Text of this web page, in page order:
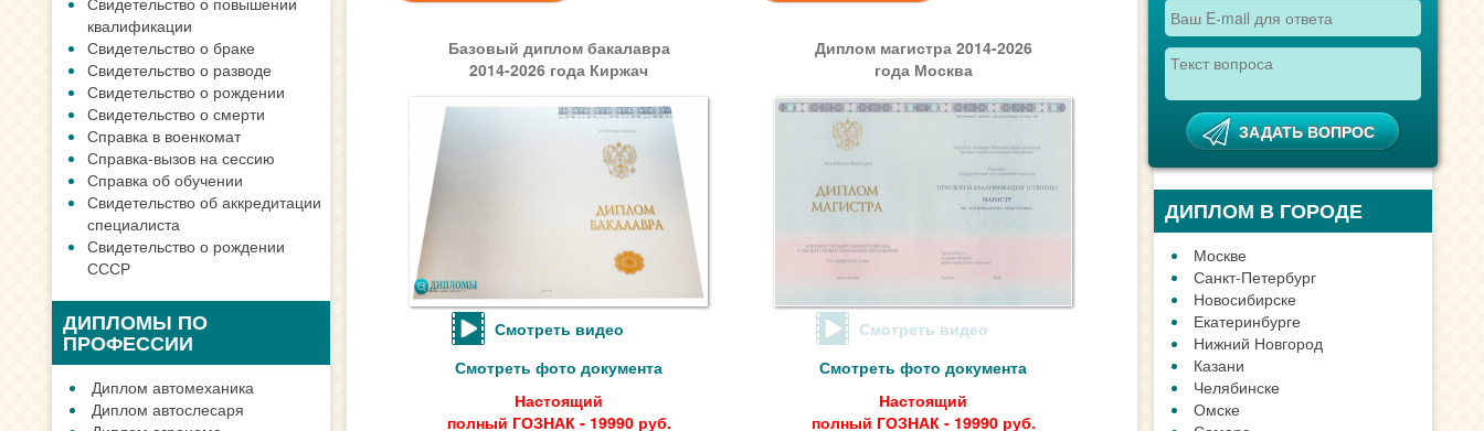
квалификации
Свидетельство о браке
Свидетельство о разводе
Свидетельство о рождении
Свидетельство о смерти
Справка в военкомат
Справка-вызов на сессию
Справка об обучении
Свидетельство об аккредитации
специалиста
Свидетельство о рождении
СССР
ДИПЛОМЫ ПО
ПРОФЕССИИ
Диплом автомеханика
Диплом автослесаря
Базовый диплом бакалавра
2014-2026 года Киржач
Смотреть видео
Смотреть фото документа
Настоящий
полный ГОЗНАК - 19990 руб.
Диплом магистра 2014-2026
года Москва
Смотреть видео
Смотреть фото документа
Настоящий
полный ГОЗНАК - 19990 руб.
ДИПЛОМ В ГОРОДЕ
Москве
Санкт-Петербург
Новосибирске
Екатеринбурге
Нижний Новгород
Казани
Челябинске
Омске